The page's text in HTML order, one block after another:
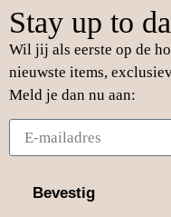
Stay up to
Wil jij als eerste op de
nieuwste items,
Meld je dan nu aan:
Bevestig